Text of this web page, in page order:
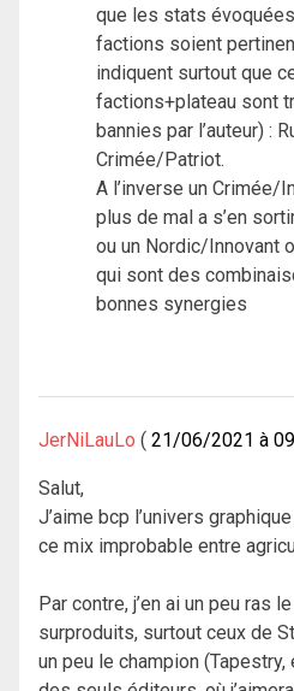
que les stats
factions soient
indiquent surtout que
factions+plateau sont
bannies par l’auteur) :
Crimée/Patriot.
A l’inverse un Crimée/
plus de mal a s’en
ou un Nordic/Innovant
qui sont des
bonnes synergies
JerNiLauLo 21/06/2021 à
Salut,
J’aime bcp l’univers
ce mix improbable entre
Par contre, j’en ai un peu ras
surproduits, surtout ceux de
un peu le champion (Tapestry,